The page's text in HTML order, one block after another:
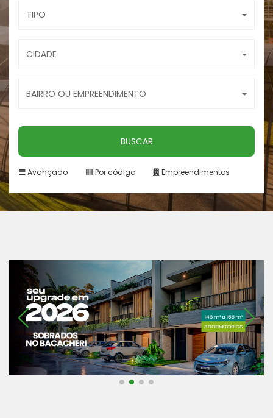
TIPO
CIDADE
BAIRRO OU EMPREENDIMENTO
BUSCAR
Avançado Por código Empreendimentos